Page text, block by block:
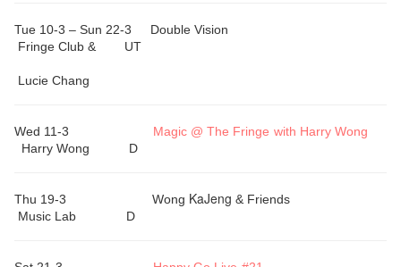
Tue 10-3 –Sun 22-3
Double Vision
Fringe Club & UT
Lucie Chang
Wed 11-3 Magic @ The Fringe with Harry Wong
Harry Wong
D
Thu 19-3 Wong KaJeng & Friends
Music Lab D